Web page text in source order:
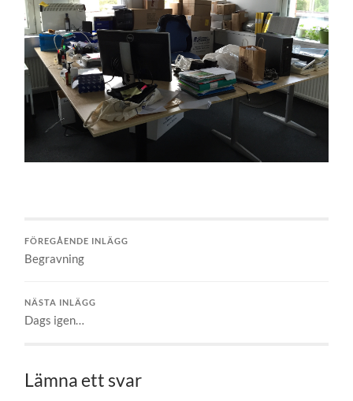
FÖREGÅENDE INLÄGG
Begravning
NÄSTA INLÄGG
Dags igen…
Lämna ett svar